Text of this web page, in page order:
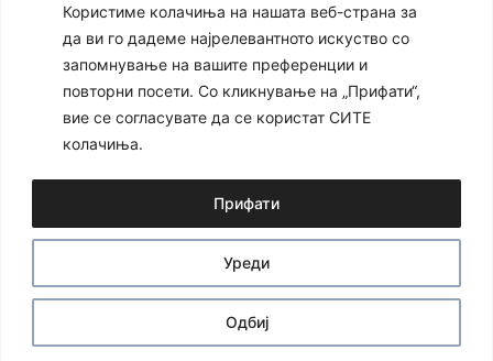
Користиме колачиња на нашата веб-страна за
да ви го дадеме најрелевантното искуство со
запомнување на вашите преференции и
повторни посети. Со кликнување на „Прифати“,
вие се согласувате да се користат СИТЕ
колачиња.
Уреди
Одбиј
Прифати
може да се следи по
завршувањето на истото, а ќе
биде јавно достапно на
Информативна агенција за
медиуми МИА, на нивниот
канал наMIA
Ⓒ 2024 – Сите права се задржани